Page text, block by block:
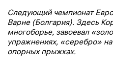
Следующий чемпионат
Варне (Болгария). Здесь
многоборье, завоевал
упражнениях, «серебро»
опорных прыжках.